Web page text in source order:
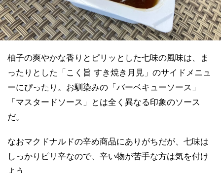
柚子の爽やかな香りとピリッとした七味の風味は、ま
ったりとした「こく旨 すき焼き月見」のサイドメニュ
ーにぴったり。お馴染みの「バーベキューソース」
「マスタードソース」とは全く異なる印象のソース
だ。
なおマクドナルドの辛め商品にありがちだが、七味は
しっかりピリ辛なので、辛い物が苦手な方は気を付け
よう。